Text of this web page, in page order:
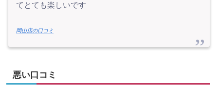
てとても楽しいです
岡山店の口コミ
悪い口コミ